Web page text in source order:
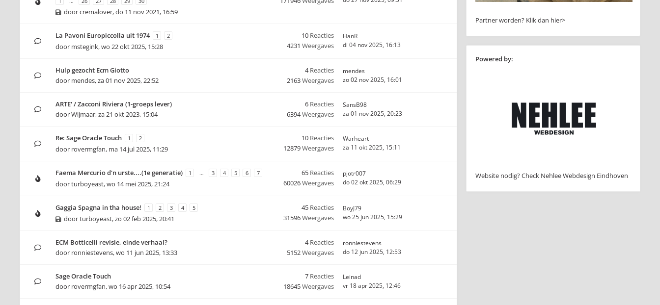
doorcremalover,do 11 nov 2021, 16:59
La Pavoni Europiccolla uit 1974 1 2
door mstegink,wo 22 okt 2025, 15:28
10 Reacties
4231 Weergaves
HanR
di 04 nov 2025, 16:13
Hulp gezocht Ecm Giotto
door mendes,za 01 nov 2025, 22:52
4Reacties
2163Weergaves
mendes
zo 02 nov 2025, 16:01
ARTE' / Zacconi Riviera (1-groeps lever)
doorWijmaar,za 21 okt 2023, 15:04
6 Reacties
6394Weergaves
SansB98
za 01 nov 2025, 20:23
Re: Sage Oracle Touch 1 2
door rovermgfan, ma 14 jul 2025, 11:29
10 Reacties
12879Weergaves
Warheart
za 11 okt 2025, 15:11
Faema Mercurio d'n urste....(1e generatie) 1 … 3 4 5 6 7
doorturboyeast,wo 14 mei 2025, 21:24
65 Reacties
60026Weergaves
pjotr007
do 02 okt 2025, 06:29
Gaggia Spagna in tha house! 1 2 3 4 5
doorturboyeast,zo 02 feb 2025, 20:41
45 Reacties
31596Weergaves
BoyJ79
wo 25 jun 2025, 15:29
ECM Botticelli revisie, einde verhaal?
door ronniestevens,wo 11 jun 2025, 13:33
4Reacties
5152Weergaves
ronniestevens
do 12 jun 2025, 12:53
Sage Oracle Touch
door rovermgfan,wo 16 apr 2025, 10:54
7 Reacties
18645Weergaves
Leinad
vr 18 apr 2025, 12:46
Partner worden? Klik dan hier>
Powered by:
Website nodig? Check Nehlee Webdesign Eindhoven